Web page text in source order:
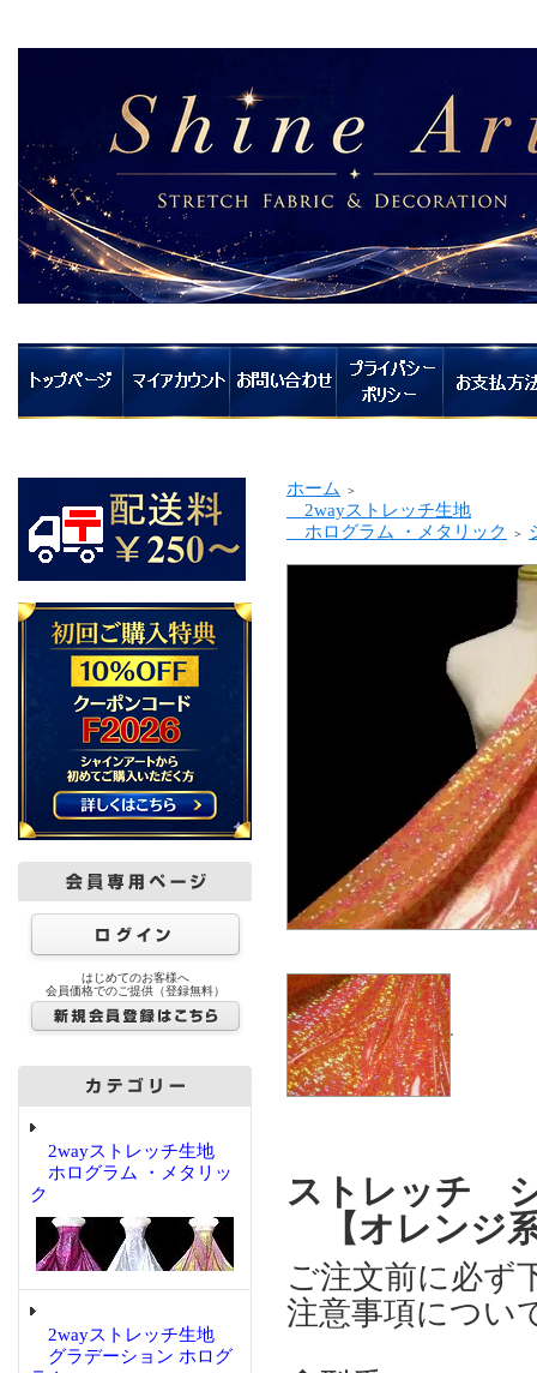
はじめてのお客様へ
会員価格でのご提供（登録無料）
2wayストレッチ生地
ホログラム ・メタリッ
ク
2wayストレッチ生地
グラデーション ホログ
ホーム ＞
2wayストレッチ生地
ホログラム ・メタリック
＞
ストレッチ
【オレンジ
ご注文前に必ず
注意事項につい